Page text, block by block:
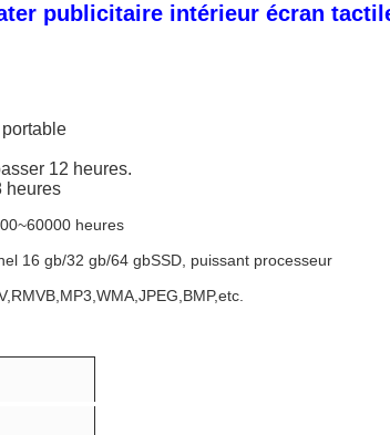
publicitaire intérieur écran
12 heures.
heures
heures
16 gb/32 gb/64 gbSSD, puissant processeur